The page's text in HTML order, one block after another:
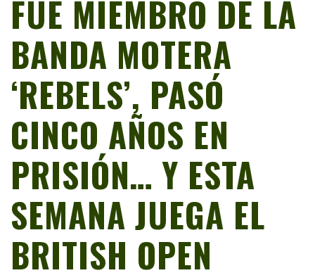
FUE MIEMBRO DE LA
BANDA MOTERA
‘REBELS’, PASÓ
CINCO AÑOS EN
PRISIÓN… Y ESTA
SEMANA JUEGA EL
BRITISH OPEN